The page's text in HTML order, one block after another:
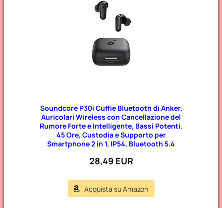
Soundcore P30i Cuffie Bluetooth di Anker,
Auricolari Wireless con Cancellazione del
Rumore Forte e Intelligente, Bassi Potenti,
45 Ore, Custodia e Supporto per
Smartphone 2 in 1, IP54, Bluetooth 5.4
28,49 EUR
Acquista su Amazon